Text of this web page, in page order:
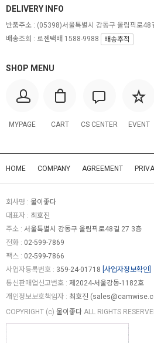
SHOP MENU
MYPAGE CART CS CENTER EVENT
DELIVERY INFO
반품주소 : (05398)서울특별시 강동구 올림픽로48
배송조회 : 로젠택배 1588-9988
배송추적
HOME COMPANY AGREEMENT
회사명 : 물이좋다
대표자 : 최호진
주소 : 서울특별시 강동구 올림픽로48길 27 3층
전화 : 02-599-7869
팩스 : 02-599-7866
사업자등록번호 : 359-24-01718 [사업자정보확인]
통신판매업신고번호 : 제2024-서울강동-1182호
개인정보보호책임자 : 최호진 (
COPYRIGHT (c) 물이좋다 ALL RIGHTS